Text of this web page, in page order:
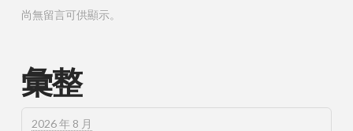
尚無留言可供顯示。
彙整
2026 年 8 月